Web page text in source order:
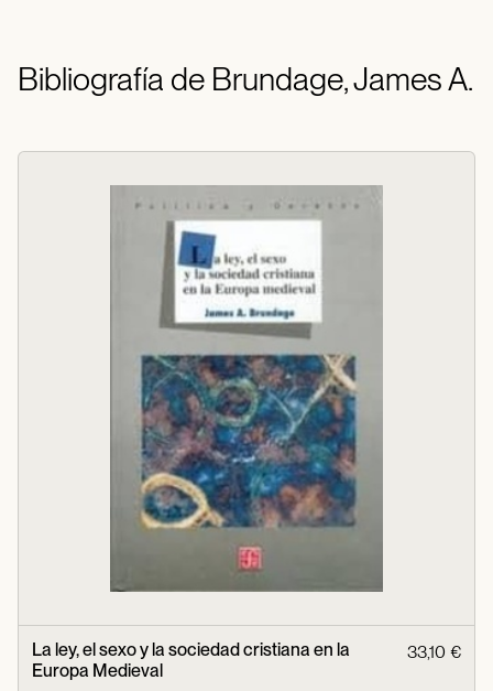
Bibliografía de Brundage, James A.
La ley, el sexo y la sociedad cristiana en la
Europa Medieval
33,10 €